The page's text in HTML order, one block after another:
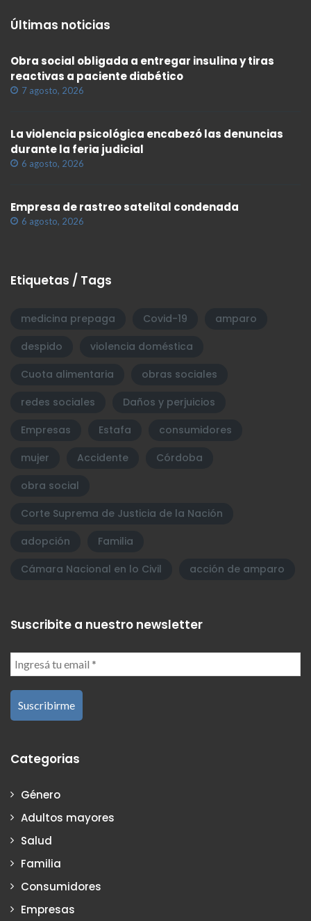
Últimas noticias
Obra social obligada a entregar insulina y tiras
reactivas a paciente diabético
7 agosto, 2026
La violencia psicológica encabezó las denuncias
durante la feria judicial
6 agosto, 2026
Empresa de rastreo satelital condenada
6 agosto, 2026
Etiquetas / Tags
medicina prepaga Covid-19
amparo
despido
violencia doméstica
Cuota alimentaria
obras sociales
redes sociales
Daños y perjuicios
Empresas
Estafa
consumidores
mujer
Accidente
Córdoba
obra social
Corte Suprema de Justicia de la Nación
adopción
Familia
Cámara Nacional en lo Civil
acción de amparo
Suscribite a nuestro newsletter
Categorias
Género
Adultos mayores
Salud
Familia
Consumidores
Empresas